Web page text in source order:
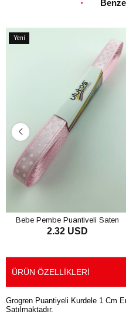
Yeni
Bebe Pembe Puantiyeli Saten
Kurdele 1 cm
2.32 USD
ÜRÜN ÖZELLIKLERI
Grogren Puantiyeli Kurdele 1 Cm
Satılmaktadır.